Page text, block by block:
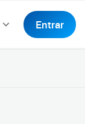
Entrar